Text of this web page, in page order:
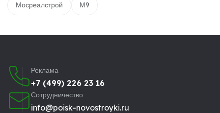
Мосреалстрой М9
Реклама
+7 (499) 226 23 16
Сотрудничество
info@poisk-novostroyki.ru